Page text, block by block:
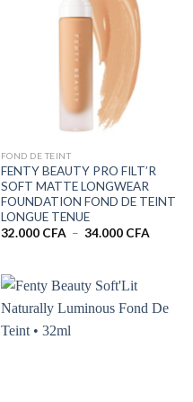
FOND DE TEINT
FENTY BEAUTY PRO FILT’R
SOFT MATTE LONGWEAR
FOUNDATION FOND DE TEINT
LONGUE TENUE
32.000 CFA – 34.000 CFAPlage